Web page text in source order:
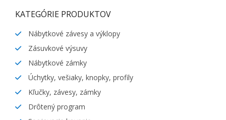
KATEGÓRIE PRODUKTOV
Nábytkové závesy a výklopy
Zásuvkové výsuvy
Nábytkové zámky
Úchytky, vešiaky, knopky, profily
Kľučky, závesy, zámky
Drôtený program